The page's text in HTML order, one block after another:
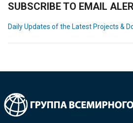
SUBSCRIBE TO EMAIL
Daily Updates of the Latest Projects &